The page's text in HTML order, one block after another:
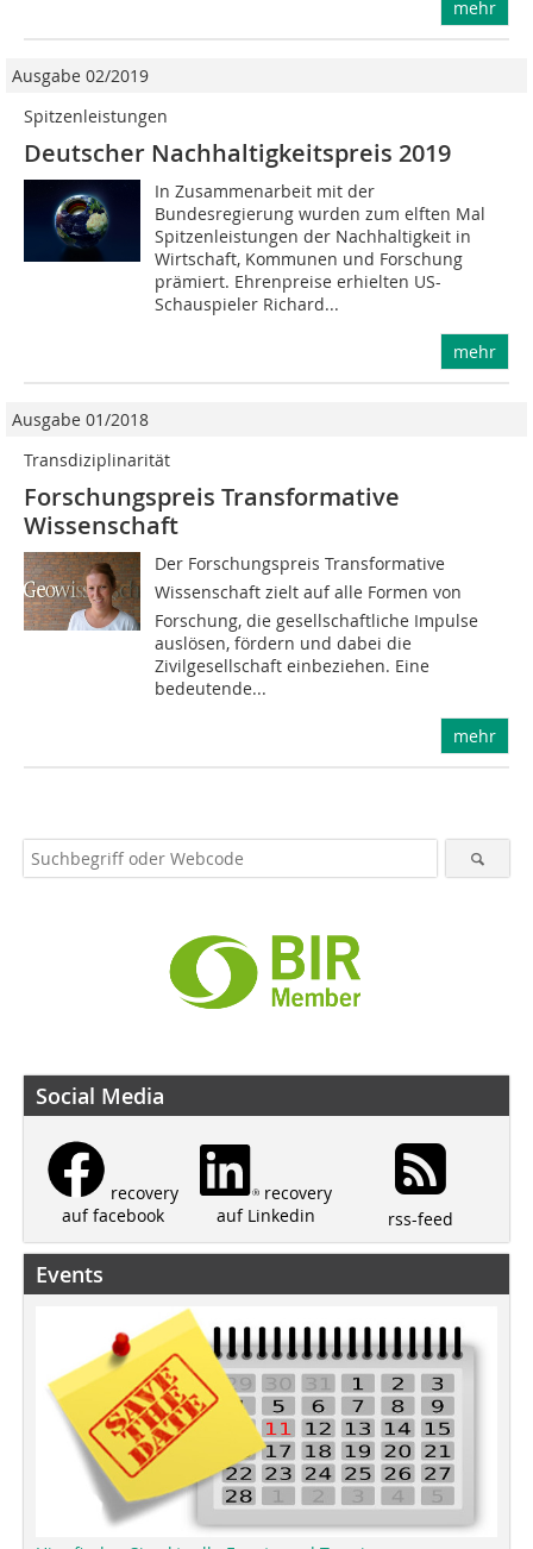
mehr
Ausgabe 02/2019
Spitzenleistungen
Deutscher Nachhaltigkeitspreis 2019
In Zusammenarbeit mit der
Bundesregierung wurden zum elften Mal
Spitzenleistungen der Nachhaltigkeit in
Wirtschaft, Kommunen und Forschung
prämiert. Ehrenpreise erhielten US-
Schauspieler Richard...
mehr
Ausgabe 01/2018
Transdiziplinarität
Forschungspreis Transformative
Wissenschaft
Der Forschungspreis Transformative
Wissenschaft zielt auf alle Formen von
Forschung, die gesellschaftliche Impulse
auslösen, fördern und dabei die
Zivilgesellschaft einbeziehen. Eine
bedeutende...
mehr
Social Media
recovery
auf facebook
recovery
auf Linkedin
rss-feed
Events